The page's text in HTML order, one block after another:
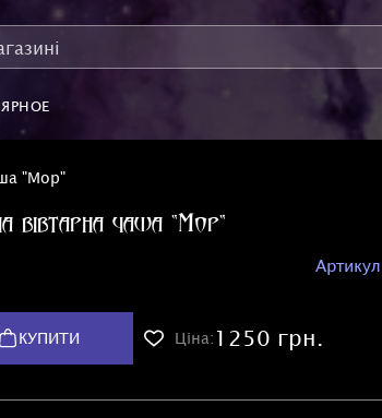
"Мор"
вівтарна чаша "Мор"
КУПИТИ Ціна: 1250 грн.